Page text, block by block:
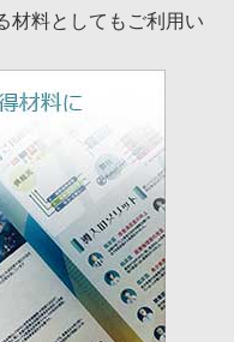
材料としてもご利用い